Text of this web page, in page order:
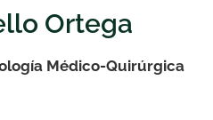
Ortega
Médico-Quirúrgica